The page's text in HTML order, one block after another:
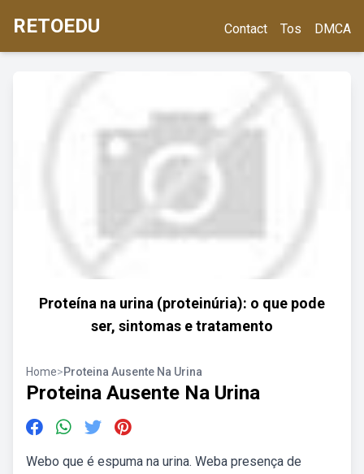
RETOEDU Contact Tos DMCA
Proteína na urina (proteinúria): o que pode
ser, sintomas e tratamento
Home>Proteina Ausente Na Urina
Proteina Ausente Na Urina
Webo que é espuma na urina. Weba presença de